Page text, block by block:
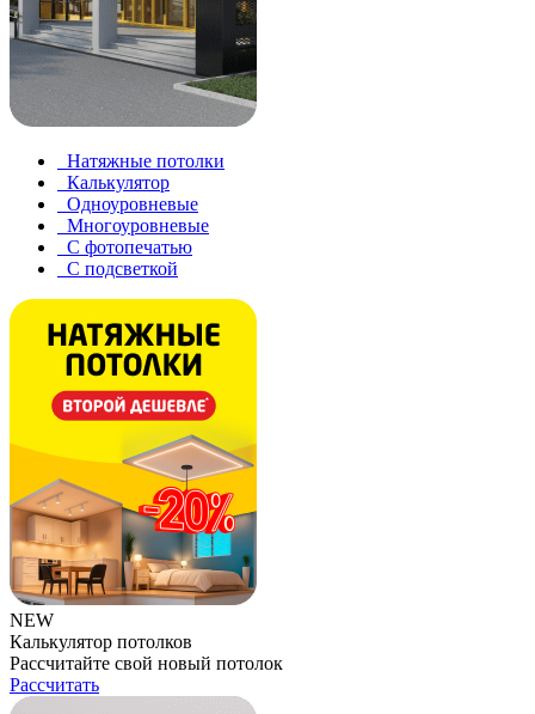
Натяжные потолки
Калькулятор
Одноуровневые
Многоуровневые
С фотопечатью
С подсветкой
NEW
Калькулятор потолков
Рассчитайте свой новый потолок
Рассчитать